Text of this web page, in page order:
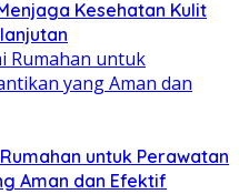
Kesehatan Kulit
untuk Perawatan
Aman dan Efektif